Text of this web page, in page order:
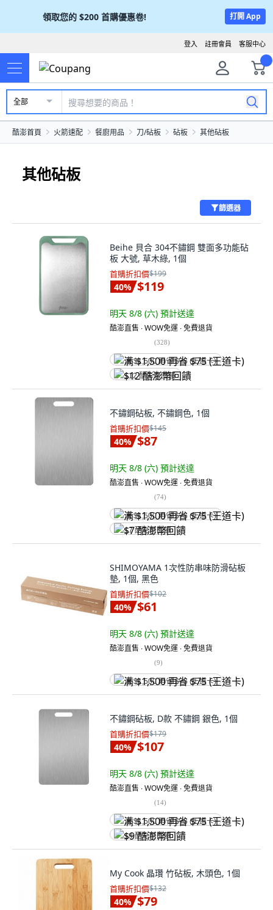
領取您的 $200 首購優惠卷! 打開 App
客服中心
註冊會員
登入
全部
酷澎首頁 火箭速配 餐廚用品 刀/砧板 砧板 其他砧板
其他砧板
篩選器
Beihe 貝合 304不鏽鋼 雙面多功能砧
板 大號, 草木綠, 1個
首購折扣價$199
40% $119
明天 8/8 (六) 預計送達
酷澎直售 ∙ WOW免運 ∙ 免費退貨
(328)
满 $1,500 再省 $75 (王道卡)
$12 酷澎幣回饋
不鏽鋼砧板, 不鏽鋼色, 1個
首購折扣價$145
40% $87
明天 8/8 (六) 預計送達
酷澎直售 ∙ WOW免運 ∙ 免費退貨
(74)
满 $1,500 再省 $75 (王道卡)
$7 酷澎幣回饋
SHIMOYAMA 1次性防串味防滑砧板
墊, 1個, 黑色
首購折扣價$102
40% $61
明天 8/8 (六) 預計送達
酷澎直售 ∙ WOW免運 ∙ 免費退貨
(9)
满 $1,500 再省 $75 (王道卡)
不鏽鋼砧板, D款 不鏽鋼 銀色, 1個
首購折扣價$179
40% $107
明天 8/8 (六) 預計送達
酷澎直售 ∙ WOW免運 ∙ 免費退貨
(14)
满 $1,500 再省 $75 (王道卡)
$9 酷澎幣回饋
My Cook 晶瓚 竹砧板, 木頭色, 1個
首購折扣價$132
40% $79